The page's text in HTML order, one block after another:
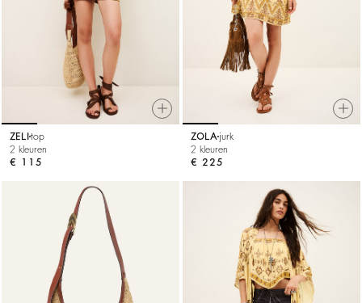
ZELI top
2 kleuren
€ 115
ZOLA jurk
2 kleuren
€ 225